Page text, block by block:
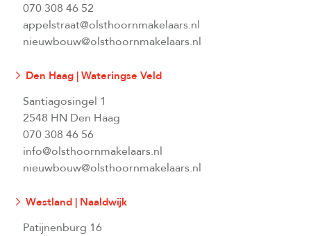
070 308 46 52
appelstraat@olsthoornmakelaars.nl
nieuwbouw@olsthoornmakelaars.nl
Den Haag | Wateringse Veld
Santiagosingel 1
2548 HN Den Haag
070 308 46 56
info@olsthoornmakelaars.nl
nieuwbouw@olsthoornmakelaars.nl
Westland | Naaldwijk
Patijnenburg 16